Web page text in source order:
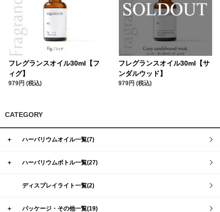
フレグランスオイル30ml【フ
ィグ】
979円 (税込)
フレグランスオイル30ml【サ
ンダルウッド】
979円 (税込)
CATEGORY
＋ ハーバリウムオイル一覧(7)
＋ ハーバリウムボトル一覧(27)
ディスプレイライト一覧(2)
＋ パッケージ・その他一覧(19)